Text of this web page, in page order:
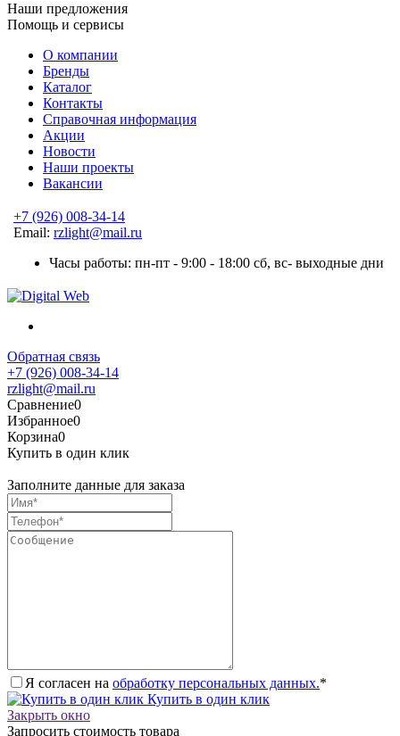
Наши предложения
Помощь и сервисы
О компании
Бренды
Каталог
Контакты
Справочная информация
Акции
Новости
Наши проекты
Вакансии
+7 (926) 008-34-14
Email: rzlight@mail.ru
Часы работы: пн-пт - 9:00 - 18:00 сб, вс- выходные дни
Обратная связь
+7 (926) 008-34-14
rzlight@mail.ru
Сравнение0
Избранное0
Корзина0
Купить в один клик
Заполните данные для заказа
Я согласен на обработку персональных данных.*
Купить в один клик
Закрыть окно
Запросить стоимость товара